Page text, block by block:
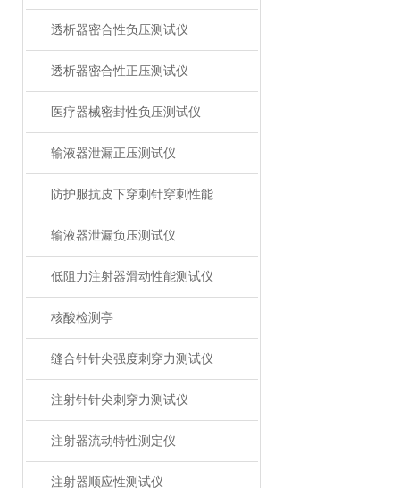
透析器密合性负压测试仪
透析器密合性正压测试仪
医疗器械密封性负压测试仪
输液器泄漏正压测试仪
防护服抗皮下穿刺针穿刺性能测试仪
输液器泄漏负压测试仪
低阻力注射器滑动性能测试仪
核酸检测亭
缝合针针尖强度刺穿力测试仪
注射针针尖刺穿力测试仪
注射器流动特性测定仪
注射器顺应性测试仪